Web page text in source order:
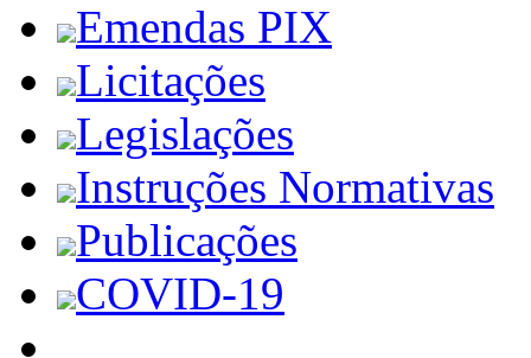
Emendas PIX
Licitações
Legislações
Instruções Normativas
Publicações
COVID-19